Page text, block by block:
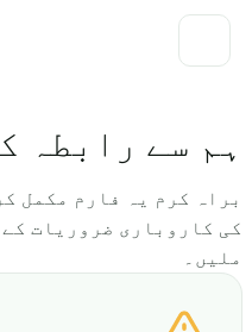
ہم سے رابطہ
براہ کرم یہ فارم مکمل
کی کاروباری ضروریات
ملیں۔